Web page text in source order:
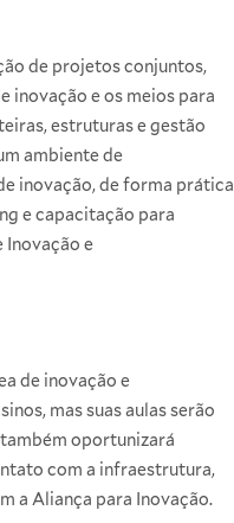
de projetos conjuntos,
inovação e os meios para
estruturas e gestão
ambiente de
inovação, de forma prática
e capacitação para
Inovação e
de inovação e
mas suas aulas serão
oportunizará
com a infraestrutura,
a Aliança para Inovação.